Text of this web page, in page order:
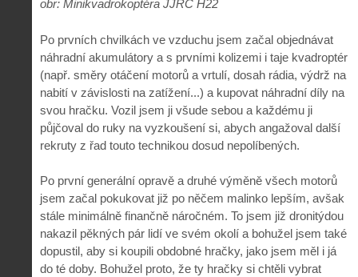
obr: Minikvadrokoptéra JJRC H22
Po prvních chvilkách ve vzduchu jsem začal objednávat
náhradní akumulátory a s prvními kolizemi i taje kvadroptér
(např. směry otáčení motorů a vrtulí, dosah rádia, výdrž na
nabití v závislosti na zatížení...) a kupovat náhradní díly na
svou hračku. Vozil jsem ji všude sebou a každému ji
půjčoval do ruky na vyzkoušení si, abych angažoval další
rekruty z řad touto technikou dosud nepolíbených.
Po první generální opravě a druhé výměně všech motorů
jsem začal pokukovat již po něčem malinko lepším, avšak
stále minimálně finančně náročném. To jsem již dronitýdou
nakazil pěkných pár lidí ve svém okolí a bohužel jsem také
dopustil, aby si koupili obdobné hračky, jako jsem měl i já
do té doby. Bohužel proto, že ty hračky si chtěli vybrat